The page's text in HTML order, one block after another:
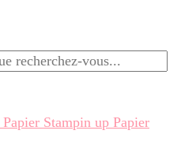
Papier Stampin up Papier